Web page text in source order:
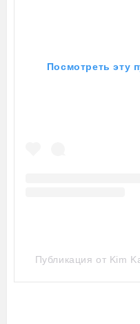
Посмотреть эту
Публикация от Kim